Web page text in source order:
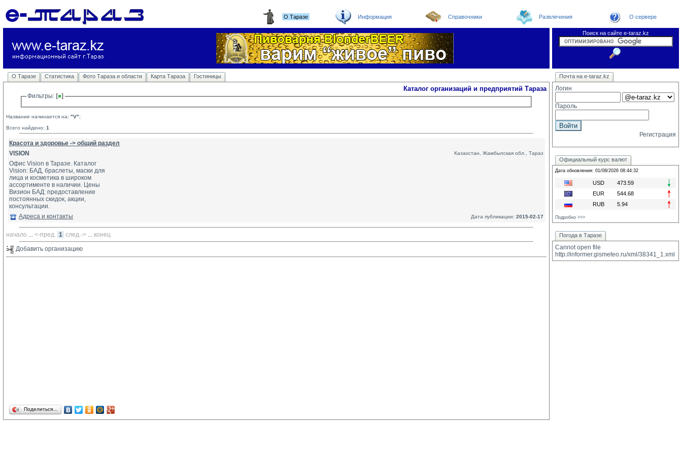
О Таразе Информация Справочники Развлечения О сервере
Поиск на сайте e-taraz.kz
О Таразе Статистика Фото Тараза и области Карта Тараза Гостиницы Новости Погода в Таразе
Телефоный справочник
Видеоконференция
Новости e-taraz Замечания и предложения
Каталог организаций и предприятий Тараза
Фильтры:
Название начинается на: "V";
Всего найдено: 1
Красота и здоровье -> общий раздел
VISION
Казахстан, Жамбылская обл., Тараз
Офис Vision в Таразе. Каталог
Vision: БАД, браслеты, маски для
лица и косметика в широком
ассортименте в наличии. Цены
Визион БАД: предоставление
постоянных скидок, акции,
консультации.
Адреса и контакты
Дата публикации: 2015-02-17
начало ... <-пред. 1 след.-> ... конец
Добавить организацию
Поделиться…
Почта на e-taraz.kz
Логин
Пароль
Регистрация
Официальный курс валют
Дата обновления: 01/08/2026 08:44:32
USD
473.59
EUR
544.68
RUB
5.94
Подробно >>>
Погода в Таразе
Cannot open file
http://informer.gismeteo.ru/xml/38341_1.xml